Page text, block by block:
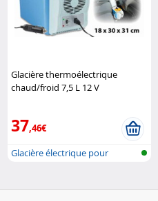
Glacière thermoélectrique
chaud/froid 7,5 L 12 V
37,46€
Glacière électrique pour